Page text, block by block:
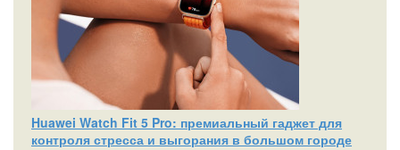
Huawei Watch Fit 5 Pro: премиальный гаджет для
контроля стресса и выгорания в большом городе